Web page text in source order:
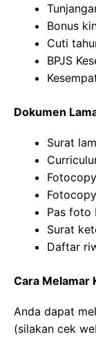
Bonus
Cuti
BPJS
Dokumen
Surat
Pas foto
Surat
Daftar
Cara Melamar
Anda dapat
(silakan cek